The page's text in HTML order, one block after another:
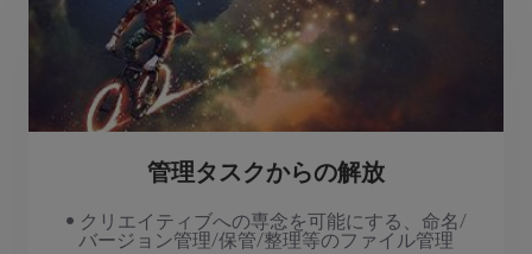
管理タスクからの解放
• クリエイティブへの専念を可能にする、命名/
バージョン管理/保管/整理等のファイル管理